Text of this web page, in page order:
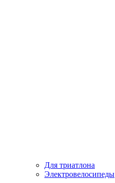
Для триатлона
Электровелосипеды